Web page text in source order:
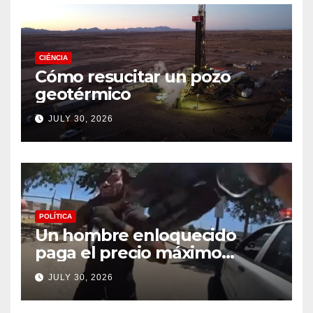
CIÉNCIA
Cómo resucitar un pozo
geotérmico
JULY 30, 2026
POLÍTICA
Un hombre enloquecido
paga el precio máximo
después de llevar un cuchillo
a un tiroteo con agentes del
condado de Los Ángeles
JULY 30, 2026